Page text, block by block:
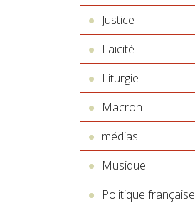
Justice
Laïcité
Liturgie
Macron
médias
Musique
Politique française